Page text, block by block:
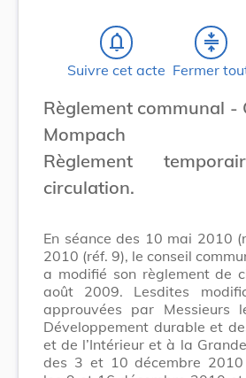
notifications_none
Suivre cet acte
compress
Fermer
Règlement communal -
Mompach
Règlement
circulation.
En séance des 10 mai 2010
2010 (réf. 9), le conseil
a modifié son règlement de
août 2009. Lesdites
approuvées par Messieurs
Développement durable et
et de l’Intérieur et à la
des 3 et 10 décembre 2010